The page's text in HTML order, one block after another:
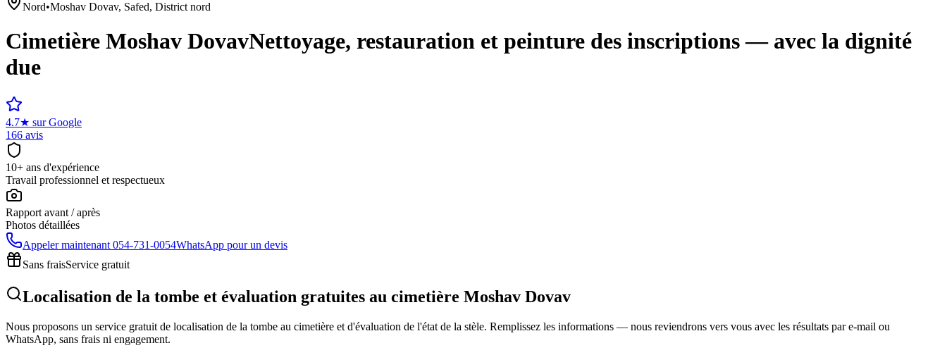
Nord•Moshav Dovav, Safed, District nord
Cimetière Moshav DovavNettoyage, restauration et peinture des inscriptions — avec la dignité
due
4.7★ sur Google
166 avis
10+ ans d'expérience
Travail professionnel et respectueux
Rapport avant / après
Photos détaillées
Appeler maintenant 054-731-0054WhatsApp pour un devis
Sans fraisService gratuit
Localisation de la tombe et évaluation gratuites au cimetière Moshav Dovav
Nous proposons un service gratuit de localisation de la tombe au cimetière et d'évaluation de l'état de la stèle. Remplissez les informations — nous reviendrons vers vous avec les résultats par e-mail ou
WhatsApp, sans frais ni engagement.